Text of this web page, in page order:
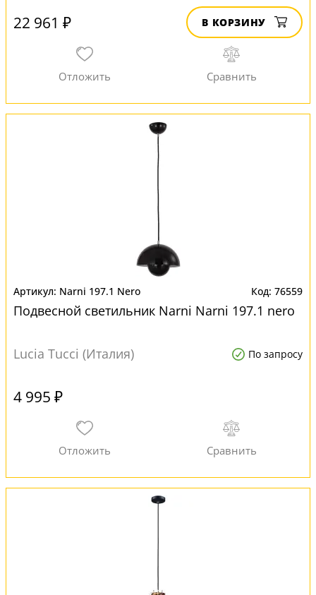
22 961 ₽ В КОРЗИНУ
Narni 197.1 Nero 76559
Подвесной светильник Narni Narni 197.1 nero
Lucia Tucci (Италия) По запросу
4 995 ₽